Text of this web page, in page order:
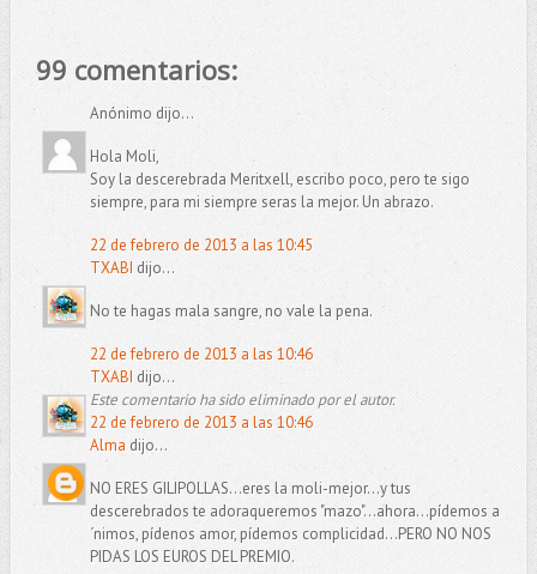
99 comentarios:
Anónimo dijo...
Hola Moli,
Soy la descerebrada Meritxell, escribo poco, pero te sigo
siempre, para mi siempre seras la mejor. Un abrazo.
22 de febrero de 2013 a las 10:45
TXABI dijo...
No te hagas mala sangre, no vale la pena.
22 de febrero de 2013 a las 10:46
TXABI dijo...
Este comentario ha sido eliminado por el autor.
22 de febrero de 2013 a las 10:46
Alma dijo...
NO ERES GILIPOLLAS...eres la moli-mejor...y tus
descerebrados te adoraqueremos "mazo"...ahora...pídemos a
´nimos, pídenos amor, pídemos complicidad...PERO NO NOS
PIDAS LOS EUROS DEL PREMIO.